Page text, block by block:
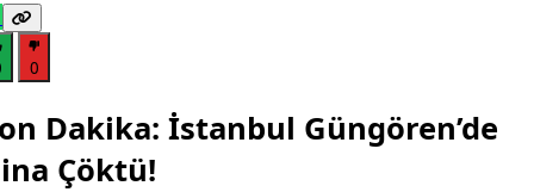
0
Dakika: İstanbul Güngören’de
Çöktü!